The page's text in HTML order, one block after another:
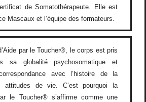
de Somatothérapeute. Elle est
Mascaux et l’équipe des formateurs.
par le Toucher®, le corps est pris
sa globalité psychosomatique et
avec l’histoire de la
attitudes de vie. C’est pourquoi la
le Toucher® s’affirme comme une